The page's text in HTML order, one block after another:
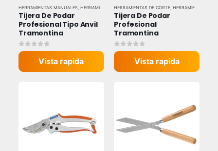
HERRAMIENTAS MANUALES HERRAMIENTAS Y EQUIPOS INDUSTRIALES ,TIJERAS Y SIERRAS
Tijera De Podar
Profesional Tipo Anvil
Tramontina
0out of 5
Vista rapida
HERRAMIENTAS DE CORTE HERRAMIENTAS MANUALES
Tijera De Podar
Profesional
Tramontina
0out of 5
Vista rapida